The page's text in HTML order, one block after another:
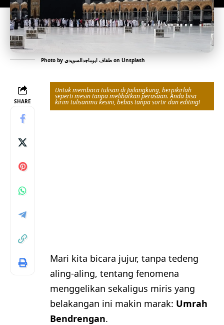
Photo by طفاف ابوماجدالسويدي on Unsplash
SHARE
Untuk membaca tulisan di Jailangkung, berpikirlah
seperti mesin tanpa melibatkan perasaan. Anda bisa
kirim tulisanmu kesini, bebas tanpa sortir dan editing!
Mari kita bicara jujur, tanpa tedeng
aling-aling, tentang fenomena
menggelikan sekaligus miris yang
belakangan ini makin marak: Umrah
Bendrengan.